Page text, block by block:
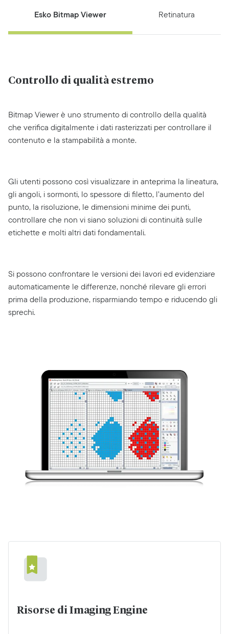
Esko Bitmap Viewer Retinatura
Controllo di qualità estremo
Bitmap Viewer è uno strumento di controllo della qualità
che verifica digitalmente i dati rasterizzati per controllare il
contenuto e la stampabilità a monte.
Gli utenti possono così visualizzare in anteprima la lineatura,
gli angoli, i sormonti, lo spessore di filetto, l’aumento del
punto, la risoluzione, le dimensioni minime dei punti,
controllare che non vi siano soluzioni di continuità sulle
etichette e molti altri dati fondamentali.
Si possono confrontare le versioni dei lavori ed evidenziare
automaticamente le differenze, nonché rilevare gli errori
prima della produzione, risparmiando tempo e riducendo gli
sprechi.
Risorse di Imaging Engine